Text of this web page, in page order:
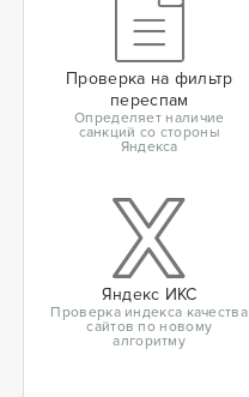
Проверка на фильтр
переспам
Определяет наличие
санкций со стороны
Яндекса
Яндекс ИКС
Проверка индекса качества
сайтов по новому
алгоритму